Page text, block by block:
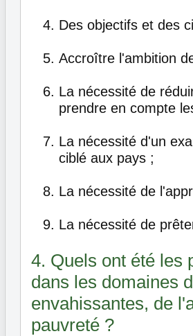
Des objectifs et des
Accroître l'ambition
La nécessité de
prendre en compte
La nécessité d'un
ciblé aux pays ;
La nécessité de
La nécessité de
4. Quels ont été les
dans les domaines
envahissantes, de
pauvreté ?